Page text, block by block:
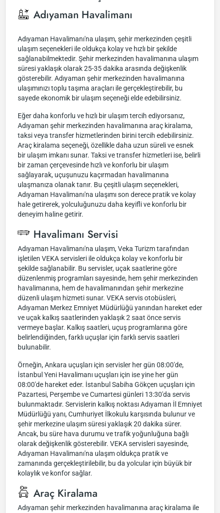
Adıyaman Havalimanı
Adıyaman Havalimanı'na ulaşım, şehir merkezinden çeşitli
ulaşım seçenekleri ile oldukça kolay ve hızlı bir şekilde
sağlanabilmektedir. Şehir merkezinden havalimanına ulaşım
süresi yaklaşık olarak 25-35 dakika arasında değişkenlik
gösterebilir. Adıyaman şehir merkezinden havalimanına
ulaşımınızı toplu taşıma araçları ile gerçekleştirebilir, bu
sayede ekonomik bir ulaşım seçeneği elde edebilirsiniz.
Eğer daha konforlu ve hızlı bir ulaşım tercih ediyorsanız,
Adıyaman şehir merkezinden havalimanına araç kiralama,
taksi veya transfer hizmetlerinden birini tercih edebilirsiniz.
Araç kiralama seçeneği, özellikle daha uzun süreli ve esnek
bir ulaşım imkanı sunar. Taksi ve transfer hizmetleri ise, belirli
bir zaman çerçevesinde hızlı ve konforlu bir ulaşım
sağlayarak, uçuşunuzu kaçırmadan havalimanına
ulaşmanıza olanak tanır. Bu çeşitli ulaşım seçenekleri,
Adıyaman Havalimanı'na ulaşımı son derece pratik ve kolay
hale getirerek, yolculuğunuzu daha keyifli ve konforlu bir
deneyim haline getirir.
Havalimanı Servisi
Adıyaman Havalimanı'na ulaşım, Veka Turizm tarafından
işletilen VEKA servisleri ile oldukça kolay ve konforlu bir
şekilde sağlanabilir. Bu servisler, uçak saatlerine göre
düzenlenmiş programları sayesinde, hem şehir merkezinden
havalimanına, hem de havalimanından şehir merkezine
düzenli ulaşım hizmeti sunar. VEKA servis otobüsleri,
Adıyaman Merkez Emniyet Müdürlüğü yanından hareket eder
ve uçak kalkış saatlerinden yaklaşık 2 saat önce servis
vermeye başlar. Kalkış saatleri, uçuş programlarına göre
belirlendiğinden, farklı uçuşlar için farklı servis saatleri
bulunabilir.
Örneğin, Ankara uçuşları için servisler her gün 08:00'de,
İstanbul Yeni Havalimanı uçuşları için ise yine her gün
08:00'de hareket eder. İstanbul Sabiha Gökçen uçuşları için
Pazartesi, Perşembe ve Cumartesi günleri 13:30'da servis
bulunmaktadır. Servislerin kalkış noktası Adıyaman İl Emniyet
Müdürlüğü yanı, Cumhuriyet İlkokulu karşısında bulunur ve
şehir merkezine ulaşım süresi yaklaşık 20 dakika sürer.
Ancak, bu süre hava durumu ve trafik yoğunluğuna bağlı
olarak değişkenlik gösterebilir. VEKA servisleri sayesinde,
Adıyaman Havalimanı'na ulaşım oldukça pratik ve
zamanında gerçekleştirilebilir, bu da yolcular için büyük bir
kolaylık ve konfor sağlar.
Araç Kiralama
Adıyaman şehir merkezinden havalimanına araç kiralama ile